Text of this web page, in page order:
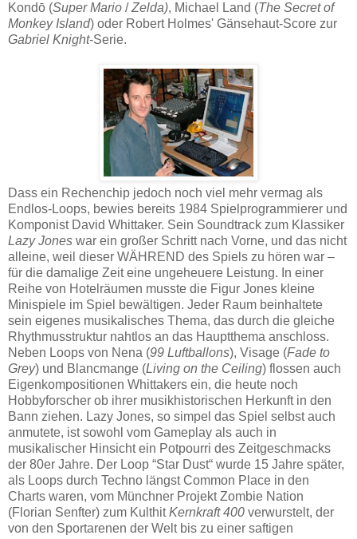
Kondō (Super Mario /Zelda), Michael Land (The Secret of
Monkey Island) oder Robert Holmes' Gänsehaut-Score zur
Gabriel Knight-Serie.
Dass ein Rechenchip jedoch noch viel mehr vermag als
Endlos-Loops, bewies bereits 1984 Spielprogrammierer und
Komponist David Whittaker. Sein Soundtrack zum Klassiker
Lazy Jones war ein großer Schritt nach Vorne, und das nicht
alleine, weil dieser WÄHREND des Spiels zu hören war –
für die damalige Zeit eine ungeheuere Leistung. In einer
Reihe von Hotelräumen musste die Figur Jones kleine
Minispiele im Spiel bewältigen. Jeder Raum beinhaltete
sein eigenes musikalisches Thema, das durch die gleiche
Rhythmusstruktur nahtlos an das Hauptthema anschloss.
Neben Loops von Nena (99 Luftballons), Visage (Fade to
Grey) und Blancmange (Living on the Ceiling) flossen auch
Eigenkompositionen Whittakers ein, die heute noch
Hobbyforscher ob ihrer musikhistorischen Herkunft in den
Bann ziehen. Lazy Jones, so simpel das Spiel selbst auch
anmutete, ist sowohl vom Gameplay als auch in
musikalischer Hinsicht ein Potpourri des Zeitgeschmacks
der 80er Jahre. Der Loop “Star Dust“ wurde 15 Jahre später,
als Loops durch Techno längst Common Place in den
Charts waren, vom Münchner Projekt Zombie Nation
(Florian Senfter) zum KulthitKernkraft 400 verwurstelt, der
von den Sportarenen der Welt bis zu einer saftigen